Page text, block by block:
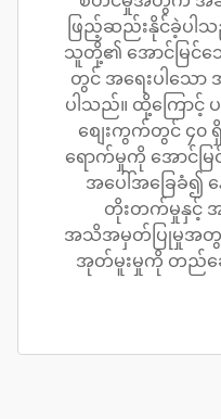
ဖြည့်ဆည်းနိုင်ခဲ့ပ
သူတို့၏ အောင်မြင်သေ
တွင် အရေးပါသော
ပါသည်။ ထို့ကြောင့်
စျေးကွက်တွင် ၄၀
ရောက်မှုကို အောင်မ
အပေါ်အခြေခံ၍
တိုးတက်မှုနှင့်
အသိအမှတ်ပြုမှုအတွ
အုတ်မူးမှုကို တည်ဆ